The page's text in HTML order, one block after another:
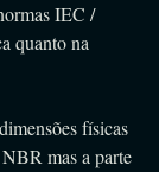
IEC /
quanto na
físicas
mas a parte